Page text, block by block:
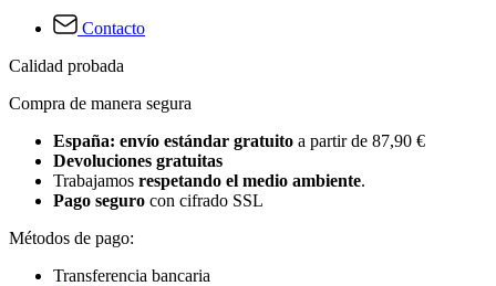
Contacto
Calidad probada
Compra de manera segura
España: envío estándar gratuito a partir de 87,90 €
Devoluciones gratuitas
Trabajamos respetando el medio ambiente.
Pago seguro con cifrado SSL
Métodos de pago:
Transferencia bancaria